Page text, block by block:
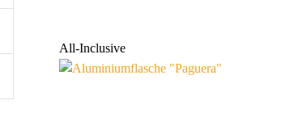
All-Inclusive